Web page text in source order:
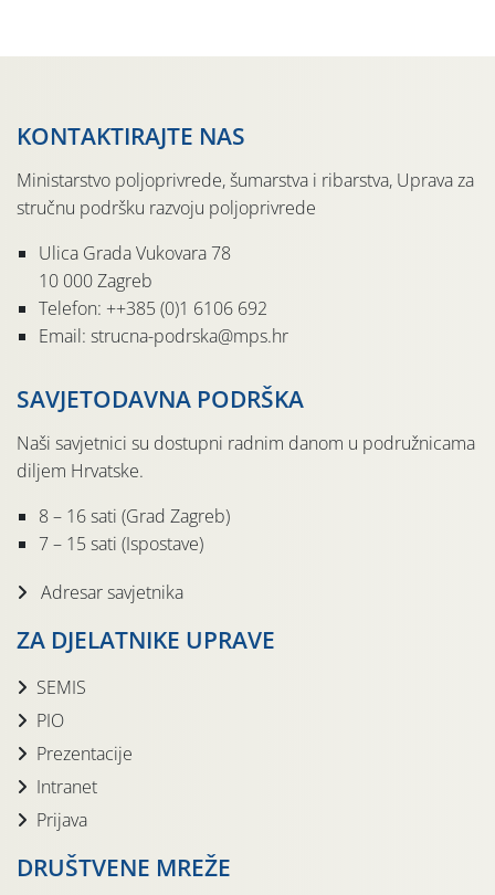
KONTAKTIRAJTE NAS
Ministarstvo poljoprivrede, šumarstva i ribarstva, Uprava za
stručnu podršku razvoju poljoprivrede
Ulica Grada Vukovara 78
10 000 Zagreb
Telefon: ++385 (0)1 6106 692
Email: strucna-podrska@mps.hr
SAVJETODAVNA PODRŠKA
Naši savjetnici su dostupni radnim danom u podružnicama
diljem Hrvatske.
8 – 16 sati (Grad Zagreb)
7 – 15 sati (Ispostave)
Adresar savjetnika
ZA DJELATNIKE UPRAVE
SEMIS
PIO
Prezentacije
Intranet
Prijava
DRUŠTVENE MREŽE